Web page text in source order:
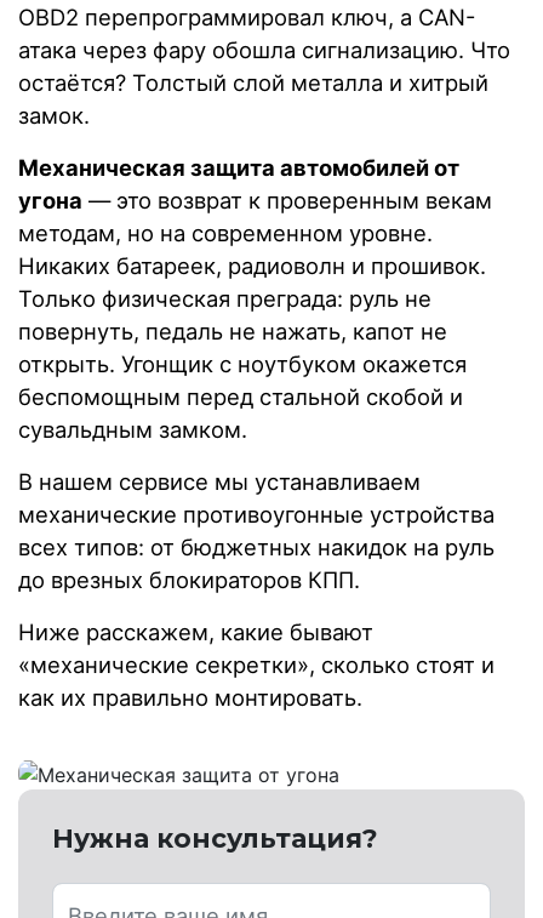
OBD2 перепрограммировал ключ, а CAN-
атака через фару обошла сигнализацию. Что
остаётся? Толстый слой металла и хитрый
замок.
Механическая защита автомобилей от
угона — это возврат к проверенным векам
методам, но на современном уровне.
Никаких батареек, радиоволн и прошивок.
Только физическая преграда: руль не
повернуть, педаль не нажать, капот не
открыть. Угонщик с ноутбуком окажется
беспомощным перед стальной скобой и
сувальдным замком.
В нашем сервисе мы устанавливаем
механические противоугонные устройства
всех типов: от бюджетных накидок на руль
до врезных блокираторов КПП.
Ниже расскажем, какие бывают
«механические секретки», сколько стоят и
как их правильно монтировать.
Нужна консультация?